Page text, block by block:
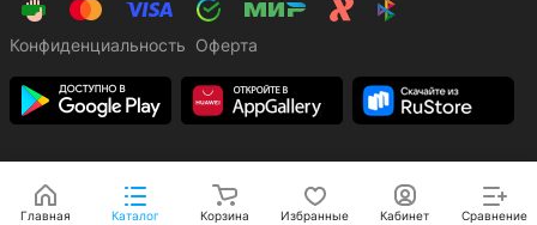
Конфиденциальность Оферта
Главная Каталог Корзина Избранные Кабинет Сравнение